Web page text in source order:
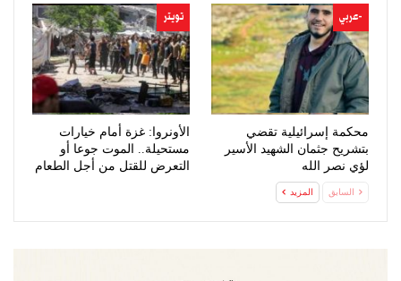
-عربي
محكمة إسرائيلية تقضي
بتشريح جثمان الشهيد الأسير
لؤي نصر الله
تويتر
الأونروا: غزة أمام خيارات
مستحيلة.. الموت جوعا أو
التعرض للقتل من أجل الطعام
السابق المزيد